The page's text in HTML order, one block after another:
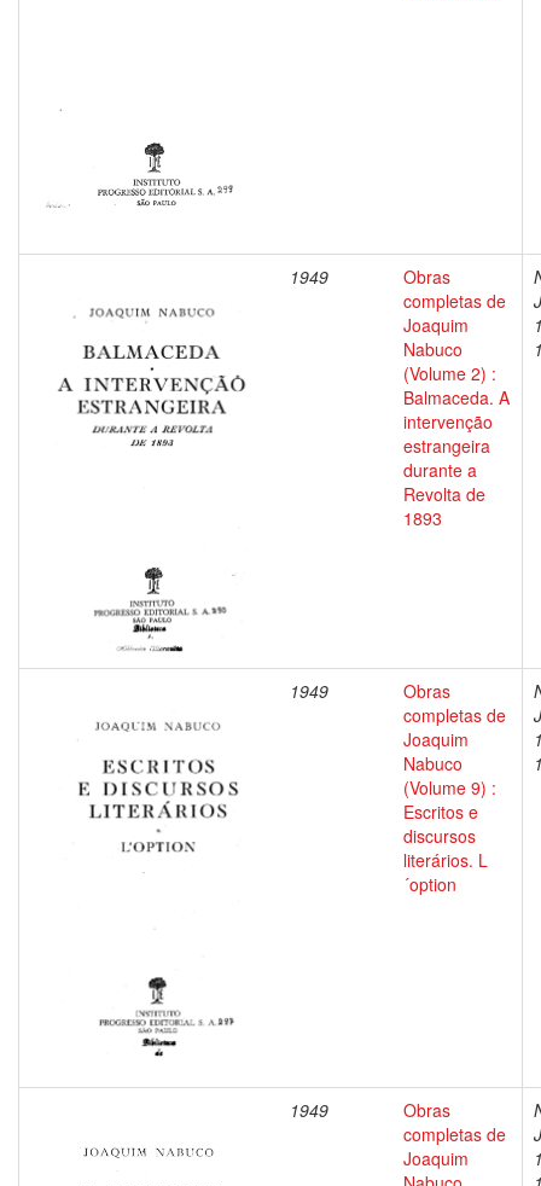
1949
Obras
completas de
Joaquim
Nabuco
(Volume 2) :
Balmaceda. A
intervenção
estrangeira
durante a
Revolta de
1893
1949
Obras
completas de
Joaquim
Nabuco
(Volume 9) :
Escritos e
discursos
literários. L
´option
1949
Obras
completas de
Joaquim